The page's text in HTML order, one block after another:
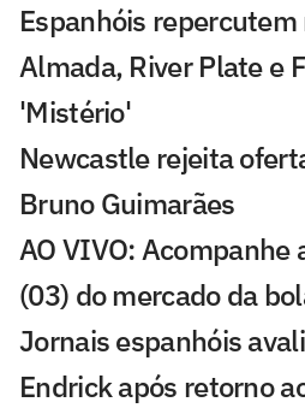
Espanhóis
Almada, River Plate e
'Mistério'
Newcastle rejeita
Bruno Guimarães
AO VIVO: Acompanhe
(03) do mercado da
Jornais espanhóis
Endrick após retorno